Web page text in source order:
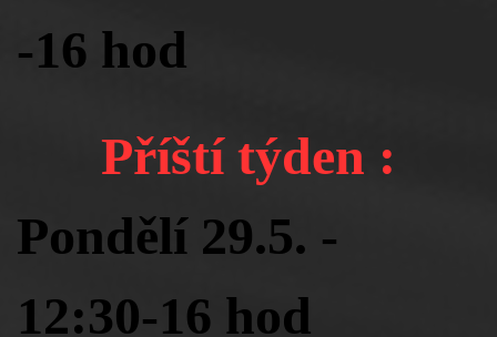
-16 hod
Příští týden :
Pondělí 29.5. -
12:30-16 hod